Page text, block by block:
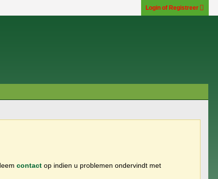
Login of Registreer
contact op indien u problemen ondervindt met